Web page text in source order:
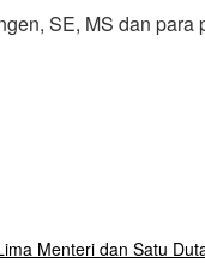
SE, MS dan para
Menteri dan Satu